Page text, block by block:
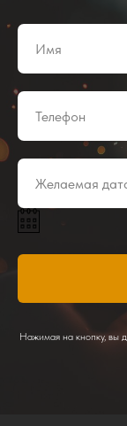
Нажимая на кнопку, вы